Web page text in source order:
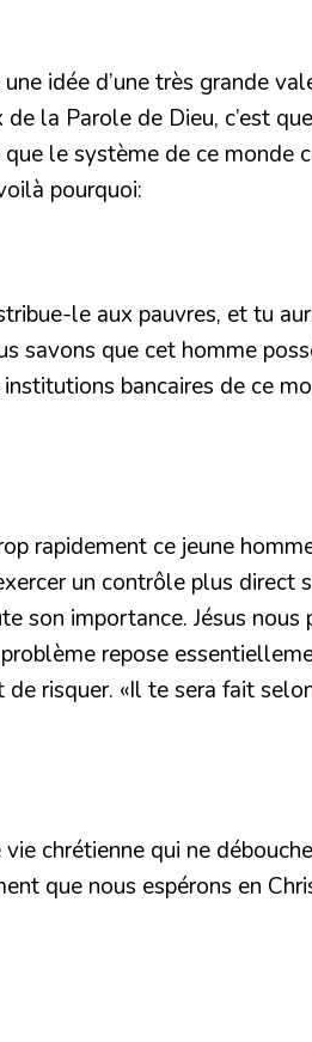
idée d’une très grande
la Parole de Dieu, c’est
que le système de ce
pourquoi:
le aux pauvres, et tu
savons que cet homme
bancaires de ce
rapidement ce jeune
un contrôle plus direct
son importance. Jésus nous
repose
de risquer. «Il te sera fait
chrétienne qui ne
que nous espérons en